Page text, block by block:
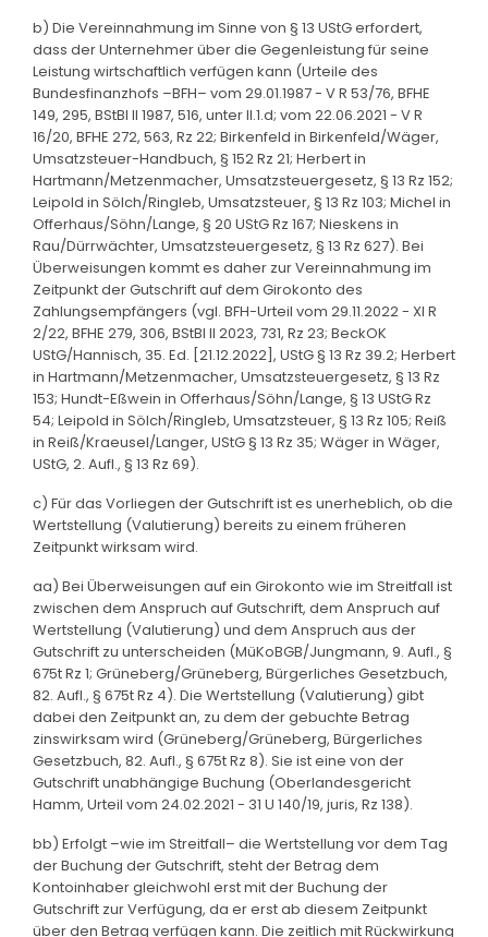
b) Die Vereinnahmung im Sinne von § 13 UStG erfordert,
dass der Unternehmer über die Gegenleistung für seine
Leistung wirtschaftlich verfügen kann (Urteile des
Bundesfinanzhofs –BFH– vom 29.01.1987 - V R 53/76, BFHE
149, 295, BStBl II 1987, 516, unter II.1.d; vom 22.06.2021 - V R
16/20, BFHE 272, 563, Rz 22; Birkenfeld in Birkenfeld/Wäger,
Umsatzsteuer-Handbuch, § 152 Rz 21; Herbert in
Hartmann/Metzenmacher, Umsatzsteuergesetz, § 13 Rz 152;
Leipold in Sölch/Ringleb, Umsatzsteuer, § 13 Rz 103; Michel in
Offerhaus/Söhn/Lange, § 20 UStG Rz 167; Nieskens in
Rau/Dürrwächter, Umsatzsteuergesetz, § 13 Rz 627). Bei
Überweisungen kommt es daher zur Vereinnahmung im
Zeitpunkt der Gutschrift auf dem Girokonto des
Zahlungsempfängers (vgl. BFH-Urteil vom 29.11.2022 - XI R
2/22, BFHE 279, 306, BStBl II 2023, 731, Rz 23; BeckOK
UStG/Hannisch, 35. Ed. [21.12.2022], UStG § 13 Rz 39.2; Herbert
in Hartmann/Metzenmacher, Umsatzsteuergesetz, § 13 Rz
153; Hundt-Eßwein in Offerhaus/Söhn/Lange, § 13 UStG Rz
54; Leipold in Sölch/Ringleb, Umsatzsteuer, § 13 Rz 105; Reiß
in Reiß/Kraeusel/Langer, UStG § 13 Rz 35; Wäger in Wäger,
UStG, 2. Aufl., § 13 Rz 69).
c) Für das Vorliegen der Gutschrift ist es unerheblich, ob die
Wertstellung (Valutierung) bereits zu einem früheren
Zeitpunkt wirksam wird.
aa) Bei Überweisungen auf ein Girokonto wie im Streitfall ist
zwischen dem Anspruch auf Gutschrift, dem Anspruch auf
Wertstellung (Valutierung) und dem Anspruch aus der
Gutschrift zu unterscheiden (MüKoBGB/Jungmann, 9. Aufl., §
675t Rz 1; Grüneberg/Grüneberg, Bürgerliches Gesetzbuch,
82. Aufl., § 675t Rz 4). Die Wertstellung (Valutierung) gibt
dabei den Zeitpunkt an, zu dem der gebuchte Betrag
zinswirksam wird (Grüneberg/Grüneberg, Bürgerliches
Gesetzbuch, 82. Aufl., § 675t Rz 8). Sie ist eine von der
Gutschrift unabhängige Buchung (Oberlandesgericht
Hamm, Urteil vom 24.02.2021 - 31 U 140/19, juris, Rz 138).
bb) Erfolgt –wie im Streitfall– die Wertstellung vor dem Tag
der Buchung der Gutschrift, steht der Betrag dem
Kontoinhaber gleichwohl erst mit der Buchung der
Gutschrift zur Verfügung, da er erst ab diesem Zeitpunkt
über den Betrag verfügen kann. Die zeitlich mit Rückwirkung